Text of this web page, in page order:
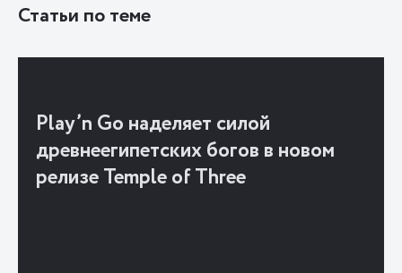
Статьи по теме
Play’n Go наделяет силой
древнеегипетских богов в новом
релизе Temple of Three